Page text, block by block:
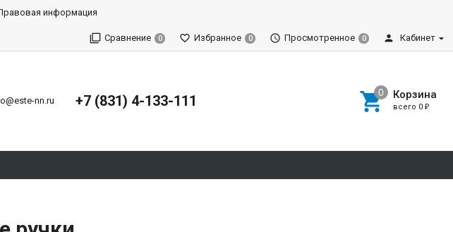
информация
Сравнение 0 Избранное 0 Просмотренное 0 Кабинет
nn.ru +7 (831) 4-133-111 Корзина
всего 0 ₽